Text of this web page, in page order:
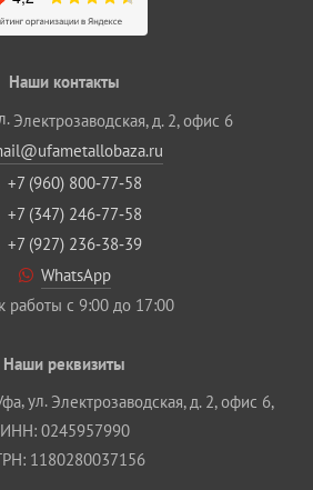
Наши контакты
Электрозаводская, д. 2, офис 6
+7 (960) 800‐77‐58
+7 (347) 246‐77‐58
+7 (927) 236‐38‐39
WhatsApp
работы с 9:00 до 17:00
Наши реквизиты
, ул. Электрозаводская, д. 2, офис 6,
ИНН: 0245957990
1180280037156